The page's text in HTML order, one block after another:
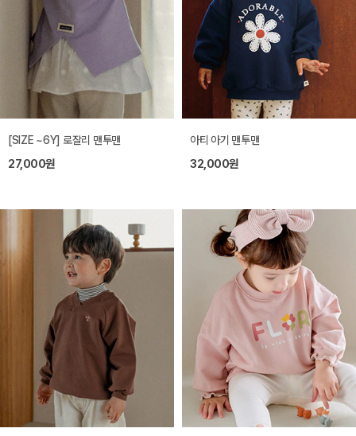
[SIZE ~6Y] 로잘리 맨투맨
27,000원
아티 아기 맨투맨
32,000원